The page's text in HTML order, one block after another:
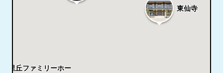
東仙寺
千里丘ファミリーホー